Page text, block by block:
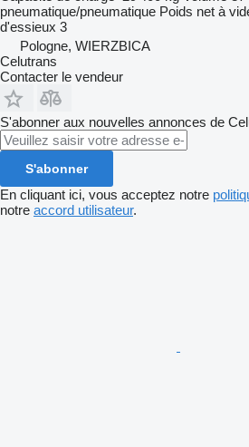
pneumatique/pneumatique Poids net à
d'essieux 3
Pologne, WIERZBICA
Celutrans
Contacter le vendeur
S'abonner aux nouvelles annonces de
S'abonner
En cliquant ici, vous acceptez notre
notre accord utilisateur.